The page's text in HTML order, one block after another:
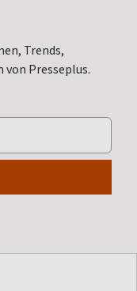
Trends,
Presseplus.